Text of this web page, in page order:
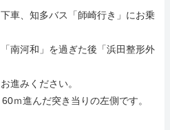
車、知多バス「師崎行き」にお乗
南河和」を過ぎた後「浜田整形外
進みください。
ｍ進んだ突き当りの左側です。